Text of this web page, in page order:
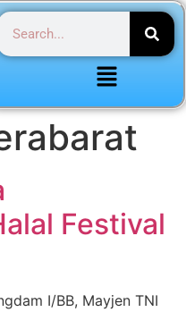
Festival
I/BB, Mayjen TNI